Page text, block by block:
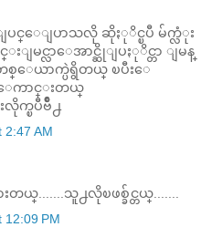
င္ေျပာသလို ဆိုႏုိင္ၿပီ မ်က္လံုး
င္းျမင္လာေအာင္ဆိုျပႏုိင္တာ ျမန္
စ္ေယာက္ပဲရွိတယ္ ၿပီးေ
ကာင္းတယ္
လိုက္ၿပီဗ်ိဳ႕
2:47 AM
ယ္.......သူ႕လိုၿဖစ္ခ်င္တယ္.......
12:09 PM